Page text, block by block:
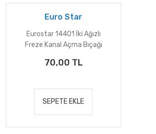
Euro Star
Eurostar 14401 İki Ağızlı
Freze Kanal Açma Bıçağı
70,00 TL
SEPETE EKLE